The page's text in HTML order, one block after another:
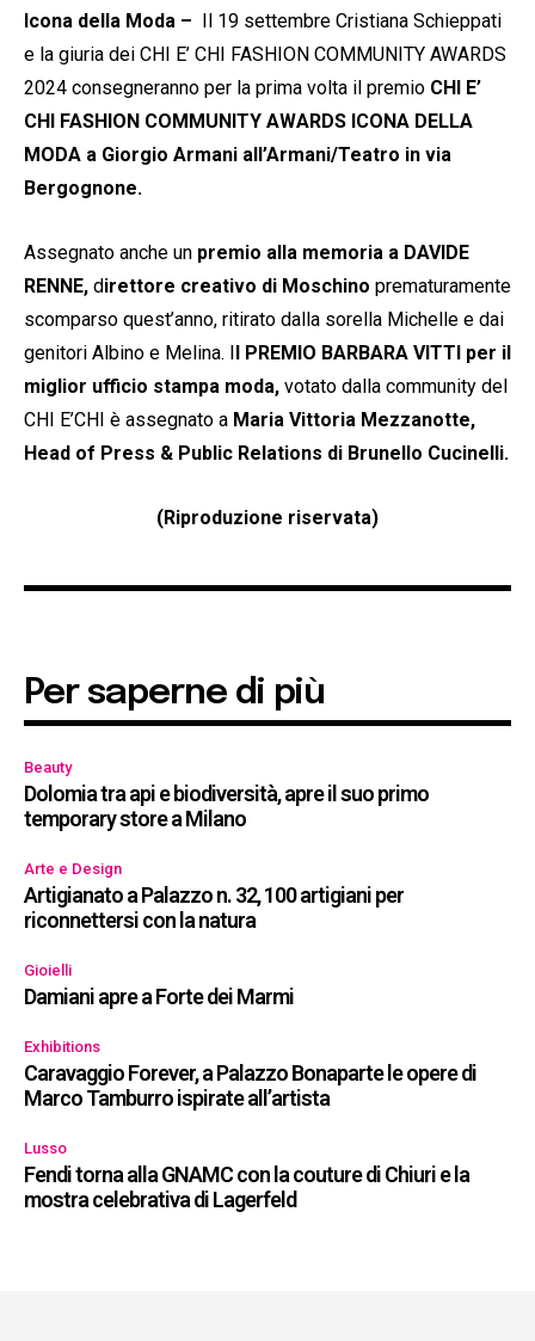
Icona della Moda – Il 19 settembre Cristiana Schieppati
e la giuria dei CHI E’ CHI FASHION COMMUNITY AWARDS
2024 consegneranno per la prima volta il premio CHI E’
CHI FASHION COMMUNITY AWARDS ICONA DELLA
MODA a Giorgio Armani all’Armani/Teatro in via
Bergognone.
Assegnato anche un premio alla memoria a DAVIDE
RENNE, direttore creativo di Moschino prematuramente
scomparso quest’anno, ritirato dalla sorella Michelle e dai
genitori Albino e Melina. Il PREMIO BARBARA VITTI per il
miglior ufficio stampa moda, votato dalla community del
CHI E’CHI è assegnato a Maria Vittoria Mezzanotte,
Head of Press & Public Relations di Brunello Cucinelli.
(Riproduzione riservata)
Per saperne di più
Beauty
Dolomia tra api e biodiversità, apre il suo primo
temporary store a Milano
Arte e Design
Artigianato a Palazzo n. 32, 100 artigiani per
riconnettersi con la natura
Gioielli
Damiani apre a Forte dei Marmi
Exhibitions
Caravaggio Forever, a Palazzo Bonaparte le opere di
Marco Tamburro ispirate all’artista
Lusso
Fendi torna alla GNAMC con la couture di Chiuri e la
mostra celebrativa di Lagerfeld